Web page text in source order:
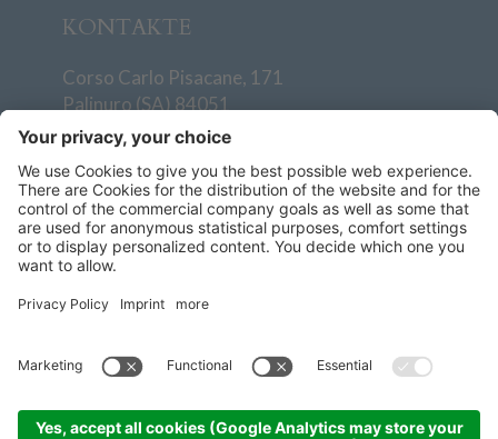
KONTAKTE
Corso Carlo Pisacane, 171
Palinuro (SA) 84051
T+39 0974 938501
+39 379 193 4811
Wie Sie uns erreichen
AGBs